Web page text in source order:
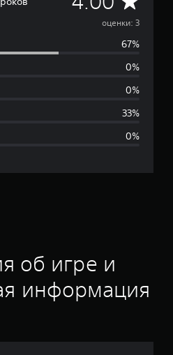
р
е
д
н
о
н
к
:
оценки: 3
67%
0%
0%
33%
0%
об игре и
информация